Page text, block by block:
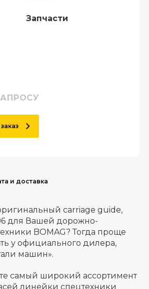
Запчасти
и доставка
carriage guide,
для Вашей дорожно-
BOMAG? Тогда проще
у официального дилера,
машин».
самый широкий ассортимент
линейки спецтехники